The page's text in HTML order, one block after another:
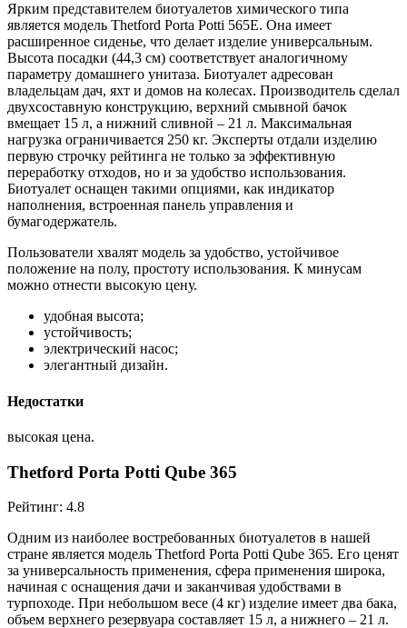
Ярким представителем биотуалетов химического типа
является модель Thetford Porta Potti 565E. Она имеет
расширенное сиденье, что делает изделие универсальным.
Высота посадки (44,3 см) соответствует аналогичному
параметру домашнего унитаза. Биотуалет адресован
владельцам дач, яхт и домов на колесах. Производитель сделал
двухсоставную конструкцию, верхний смывной бачок
вмещает 15 л, а нижний сливной – 21 л. Максимальная
нагрузка ограничивается 250 кг. Эксперты отдали изделию
первую строчку рейтинга не только за эффективную
переработку отходов, но и за удобство использования.
Биотуалет оснащен такими опциями, как индикатор
наполнения, встроенная панель управления и
бумагодержатель.
Пользователи хвалят модель за удобство, устойчивое
положение на полу, простоту использования. К минусам
можно отнести высокую цену.
удобная высота;
устойчивость;
электрический насос;
элегантный дизайн.
Недостатки
высокая цена.
Thetford Porta Potti Qube 365
Рейтинг: 4.8
Одним из наиболее востребованных биотуалетов в нашей
стране является модель Thetford Porta Potti Qube 365. Его ценят
за универсальность применения, сфера применения широка,
начиная с оснащения дачи и заканчивая удобствами в
турпоходе. При небольшом весе (4 кг) изделие имеет два бака,
объем верхнего резервуара составляет 15 л, а нижнего – 21 л.